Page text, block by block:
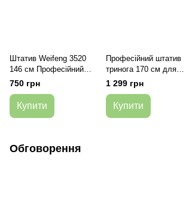
Штатив Weifeng 3520
146 см Професійний
для фотоапарата
телефону
750 грн
Купити
Професійний штатив
тринога 170 см для
телефону та камери
1 299 грн
Купити
Обговорення